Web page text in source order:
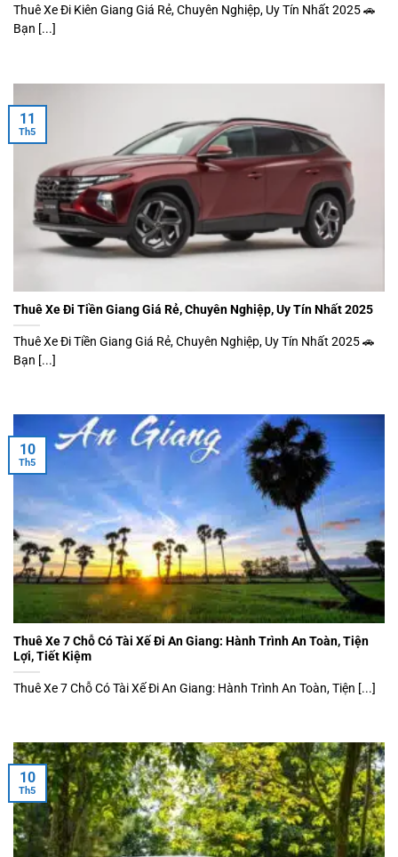
Thuê Xe Đi Kiên Giang Giá Rẻ, Chuyên Nghiệp, Uy Tín Nhất 2025 🚗
Bạn [...]
Thuê Xe Đi Tiền Giang Giá Rẻ, Chuyên Nghiệp, Uy Tín Nhất 2025
Thuê Xe Đi Tiền Giang Giá Rẻ, Chuyên Nghiệp, Uy Tín Nhất 2025 🚗
Bạn [...]
11
Th5
Thuê Xe 7 Chỗ Có Tài Xế Đi An Giang: Hành Trình An Toàn, Tiện
Lợi, Tiết Kiệm
Thuê Xe 7 Chỗ Có Tài Xế Đi An Giang: Hành Trình An Toàn, Tiện [...]
10
Th5
10
Th5